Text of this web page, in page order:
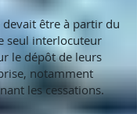
être à partir du
seul interlocuteur
le dépôt de leurs
notamment
les cessations.